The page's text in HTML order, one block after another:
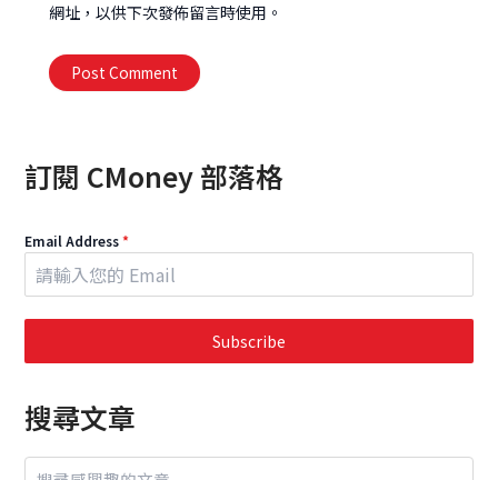
網址，以供下次發佈留言時使用。
訂閱 CMoney 部落格
Email Address*
Subscribe
搜尋文章